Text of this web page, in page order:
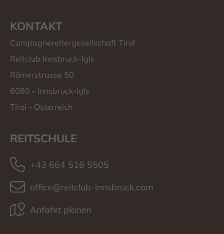
KONTAKT
Campagnereitergesellschaft Tirol
Reitclub Innsbruck-Igls
Römerstrasse 50
6080 - Innsbruck-Igls
Tirol - Österreich
REITSCHULE
+43 664 516 5505
office@reitclub-innsbruck.com
Anfahrt planen